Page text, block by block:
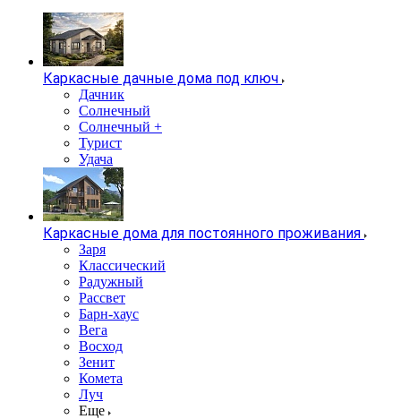
Каркасные дачные дома под ключ
Дачник
Солнечный
Солнечный +
Турист
Удача
Каркасные дома для постоянного проживания
Заря
Классический
Радужный
Рассвет
Барн-хаус
Вега
Восход
Зенит
Комета
Луч
Еще